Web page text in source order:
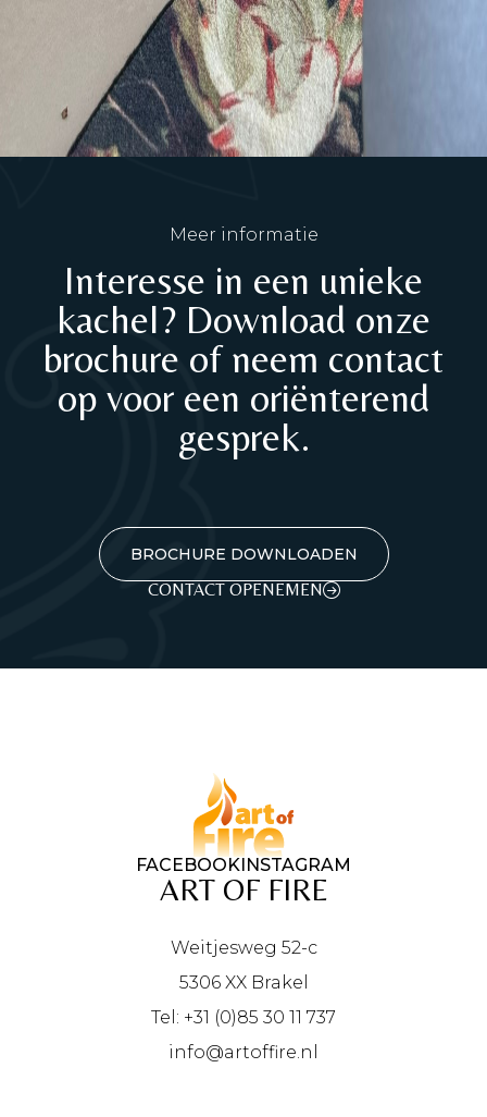
Meer informatie
Interesse in een unieke
kachel? Download onze
brochure of neem contact
op voor een oriënterend
gesprek.
BROCHURE DOWNLOADEN
CONTACT OPENEMEN
FACEBOOKINSTAGRAM
ART OF FIRE
Weitjesweg 52-c
5306 XX Brakel
Tel: +31 (0)85 30 11 737
info@artoffire.nl